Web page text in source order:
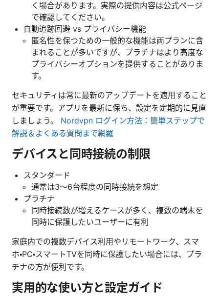
く場合があります。実際の提供内容は公式ページ
で確認してください。
自動追跡回避 vs プライバシー機能
匿名性を保つための一般的な機能は両プランに含
まれることが多いですが、プラチナはより高度な
プライバシーオプションを提供することがありま
す。
セキュリティは常に最新のアップデートを適用すること
が重要です。アプリを最新に保ち、設定を定期的に見直
しましょう。 Nordvpn ログイン方法：簡単ステップで
解説＆よくある質問まで網羅
デバイスと同時接続の制限
スタンダード
通常は3〜6台程度の同時接続を想定
プラチナ
同時接続数が増えるケースが多く、複数の端末を
同時に保護したいユーザーに有利
家庭内での複数デバイス利用やリモートワーク、スマ
ホ・PC・スマートTVを同時に保護したい場合には、プラ
チナの方が便利です。
実用的な使い方と設定ガイド